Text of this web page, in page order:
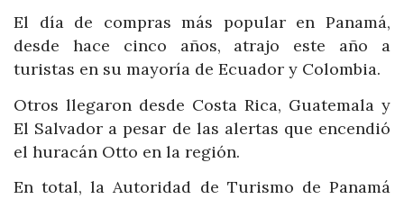
El día de compras más popular en Panamá,
desde hace cinco años, atrajo este año a
turistas en su mayoría de Ecuador y Colombia.
Otros llegaron desde Costa Rica, Guatemala y
El Salvador a pesar de las alertas que encendió
el huracán Otto en la región.
En total, la Autoridad de Turismo de Panamá